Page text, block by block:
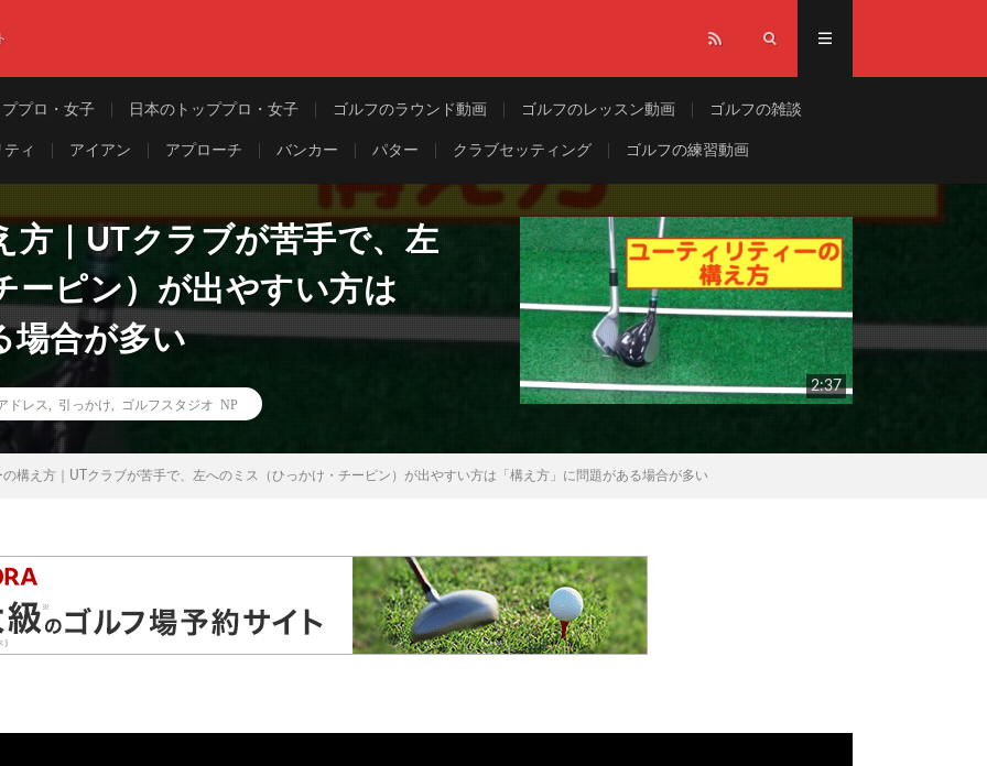
プロ・女子 日本のトッププロ・女子 ゴルフのラウンド動画 ゴルフのレッスン動画 ゴルフの雑談
ィ アイアン アプローチ バンカー パター クラブセッティング ゴルフの練習動画
方｜UTクラブが苦手で、左
ーピン）が出やすい方は
場合が多い
ドレス 引っかけ ゴルフスタジオ NP
2:37
構え方｜UTクラブが苦手で、左へのミス（ひっかけ・チーピン）が出やすい方は「構え方」に問題がある場合が多い